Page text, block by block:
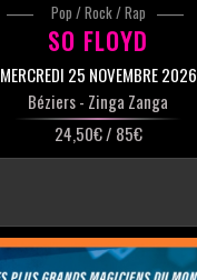
Pop / Rock / Rap
SO FLOYD
MERCREDI 25 NOVEMBRE 2026
Béziers- Zinga Zanga
24,50€ / 85€